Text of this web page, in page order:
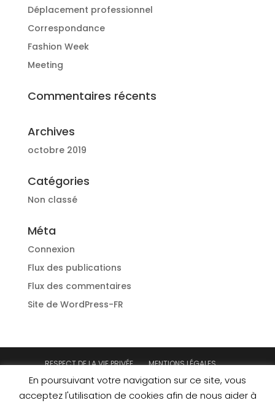
Déplacement professionnel
Correspondance
Fashion Week
Meeting
Commentaires récents
Archives
octobre 2019
Catégories
Non classé
Méta
Connexion
Flux des publications
Flux des commentaires
Site de WordPress-FR
RESPECT DE LA VIE PRIVÉE
MENTIONS LÉGALES
CONDITIONS GÉNÉRALES DE VENTE
MEMBRE OFFICIEL DE
En poursuivant votre navigation sur ce site, vous
acceptez l'utilisation de cookies afin de nous aider à